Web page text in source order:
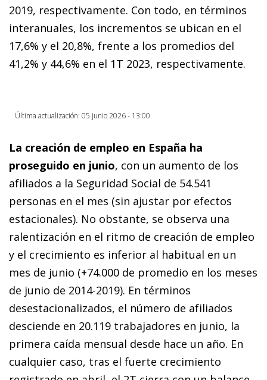
2019, respectivamente. Con todo, en términos
interanuales, los incrementos se ubican en el
17,6% y el 20,8%, frente a los promedios del
41,2% y 44,6% en el 1T 2023, respectivamente.
Última actualización: 05 junio 2026 - 13:00
La creación de empleo en España ha
proseguido en junio, con un aumento de los
afiliados a la Seguridad Social de 54.541
personas en el mes (sin ajustar por efectos
estacionales). No obstante, se observa una
ralentización en el ritmo de creación de empleo
y el crecimiento es inferior al habitual en un
mes de junio (+74.000 de promedio en los meses
de junio de 2014-2019). En términos
desestacionalizados, el número de afiliados
desciende en 20.119 trabajadores en junio, la
primera caída mensual desde hace un año. En
cualquier caso, tras el fuerte crecimiento